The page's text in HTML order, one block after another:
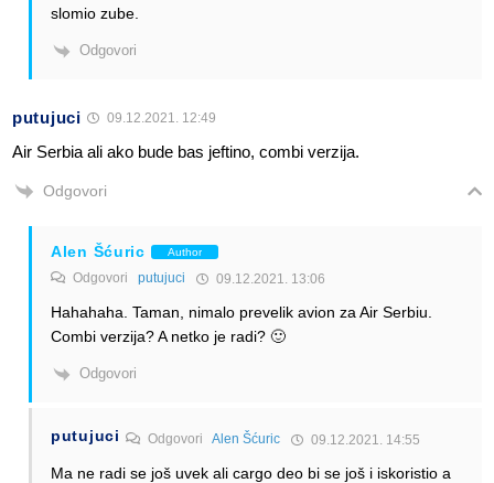
slomio zube.
Odgovori
putujuci 09.12.2021. 12:49
Air Serbia ali ako bude bas jeftino, combi verzija.
Odgovori
Alen Šćuric Author
Odgovori putujuci 09.12.2021. 13:06
Hahahaha. Taman, nimalo prevelik avion za Air Serbiu.
Combi verzija? A netko je radi? 🙂
Odgovori
putujuci Odgovori Alen Šćuric 09.12.2021. 14:55
Ma ne radi se još uvek ali cargo deo bi se još i iskoristio a